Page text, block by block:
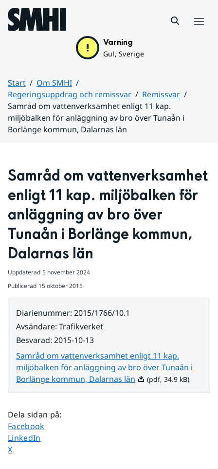
Hoppa till sidans innehåll
Varning
Gul, Sverige
Start
Om SMHI
Regeringsuppdrag och remissvar
Remissvar
Samråd om vattenverksamhet enligt 11 kap.
miljöbalken för anläggning av bro över Tunaån i
Borlänge kommun, Dalarnas län
Samråd om vattenverksamhet
enligt 11 kap. miljöbalken för
anläggning av bro över
Tunaån i Borlänge kommun,
Dalarnas län
Uppdaterad 5 november 2024
Publicerad 15 oktober 2015
Diarienummer: 2015/1766/10.1
Avsändare: Trafikverket
Besvarad: 2015-10-13
Samråd om vattenverksamhet enligt 11 kap.
miljöbalken för anläggning av bro över Tunaån i
Borlänge kommun, Dalarnas län Pdf, 34.9 kB.
(pdf, 34.9 kB)
Dela sidan på:
Dela sidan på
Facebook
Dela sidan på
LinkedIn
Dela sidan på
X